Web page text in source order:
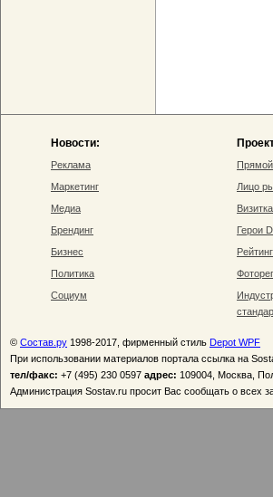
Новости:
Реклама
Маркетинг
Медиа
Брендинг
Бизнес
Политика
Социум
Лицо
Визитка
Герои
© Состав.ру 1998-2017, фирменный стиль Depot WPF
При использовании материалов портала ссылка на
тел/факс: +7 (495) 230 0597 адрес: 109004, Москва,
Администрация Sostav.ru просит Вас сообщать о всех